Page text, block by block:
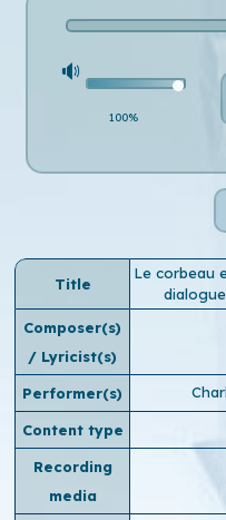
100%
Title
Le corbeau
Composer(s)
/ Lyricist(s)
Performer(s)
Content type
Recording
media